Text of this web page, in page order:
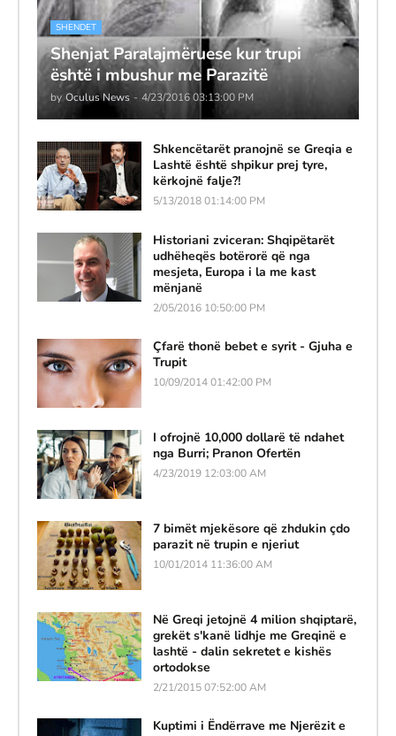
SHENDET
Shenjat Paralajmëruese kur trupi
është i mbushur me Parazitë
by Oculus News - 4/23/2016 03:13:00 PM
Shkencëtarët pranojnë se Greqia e
Lashtë është shpikur prej tyre,
kërkojnë falje?!
5/13/2018 01:14:00 PM
Historiani zviceran: Shqipëtarët
udhëheqës botërorë që nga
mesjeta, Europa i la me kast
mënjanë
2/05/2016 10:50:00 PM
Çfarë thonë bebet e syrit - Gjuha e
Trupit
10/09/2014 01:42:00 PM
I ofrojnë 10,000 dollarë të ndahet
nga Burri; Pranon Ofertën
4/23/2019 12:03:00 AM
7 bimët mjekësore që zhdukin çdo
parazit në trupin e njeriut
10/01/2014 11:36:00 AM
Në Greqi jetojnë 4 milion shqiptarë,
grekët s'kanë lidhje me Greqinë e
lashtë - dalin sekretet e kishës
ortodokse
2/21/2015 07:52:00 AM
Kuptimi i Ëndërrave me Njerëzit e